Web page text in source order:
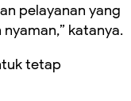
pelayanan yang
katanya.
tetap